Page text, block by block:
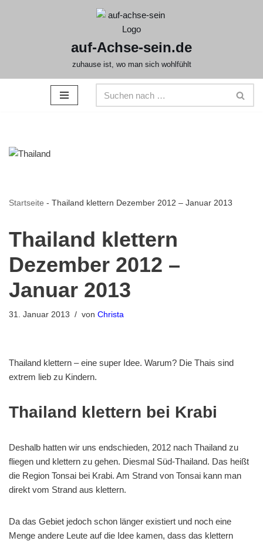
auf-Achse-sein.de
zuhause ist, wo man sich wohlfühlt
Startseite - Thailand klettern Dezember 2012 – Januar 2013
Thailand klettern
Dezember 2012 –
Januar 2013
31. Januar 2013 von Christa
Thailand klettern – eine super Idee. Warum? Die Thais sind
extrem lieb zu Kindern.
Thailand klettern bei Krabi
Deshalb hatten wir uns endschieden, 2012 nach Thailand zu
fliegen und klettern zu gehen. Diesmal Süd-Thailand. Das heißt
die Region Tonsai bei Krabi. Am Strand von Tonsai kann man
direkt vom Strand aus klettern.
Da das Gebiet jedoch schon länger existiert und noch eine
Menge andere Leute auf die Idee kamen, dass das klettern